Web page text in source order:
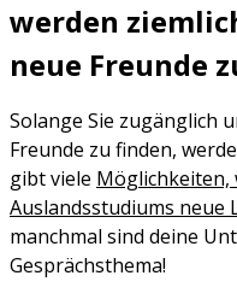
werden
neue Freunde
Solange Sie zugänglich
Freunde zu finden,
gibt viele Möglichkeiten,
Auslandsstudiums neue
manchmal sind deine
Gesprächsthema!